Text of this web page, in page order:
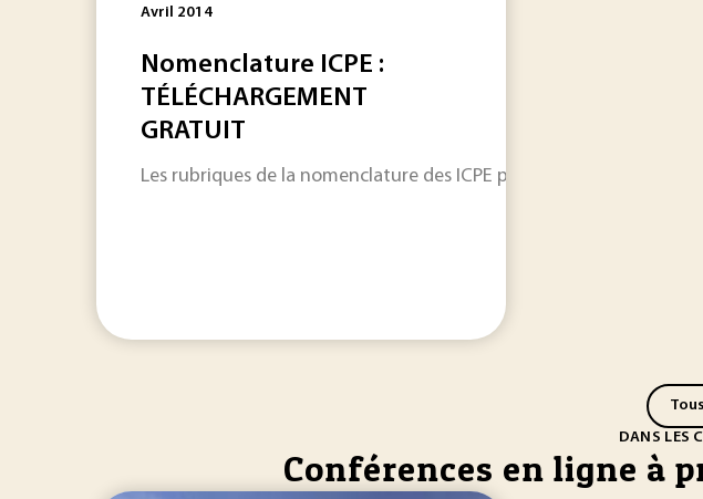
Avril 2014
Nomenclature ICPE :
TÉLÉCHARGEMENT
GRATUIT
Les rubriques de la nomenclature des ICPE permettent
DANS LES
Conférences en ligne à